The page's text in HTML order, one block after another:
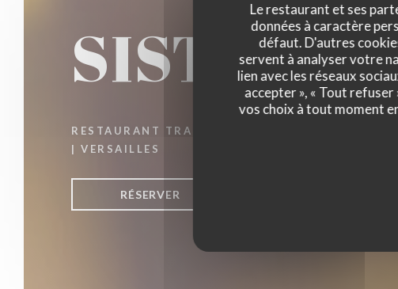
Le restaurant et ses
données à caractère
défaut. D'autres
servent à analyser votre
lien avec les réseaux
accepter », « Tout
vos choix à tout moment
SISTERS'
RESTAURANT TRADITIONNEL
| VERSAILLES
RÉSERVER